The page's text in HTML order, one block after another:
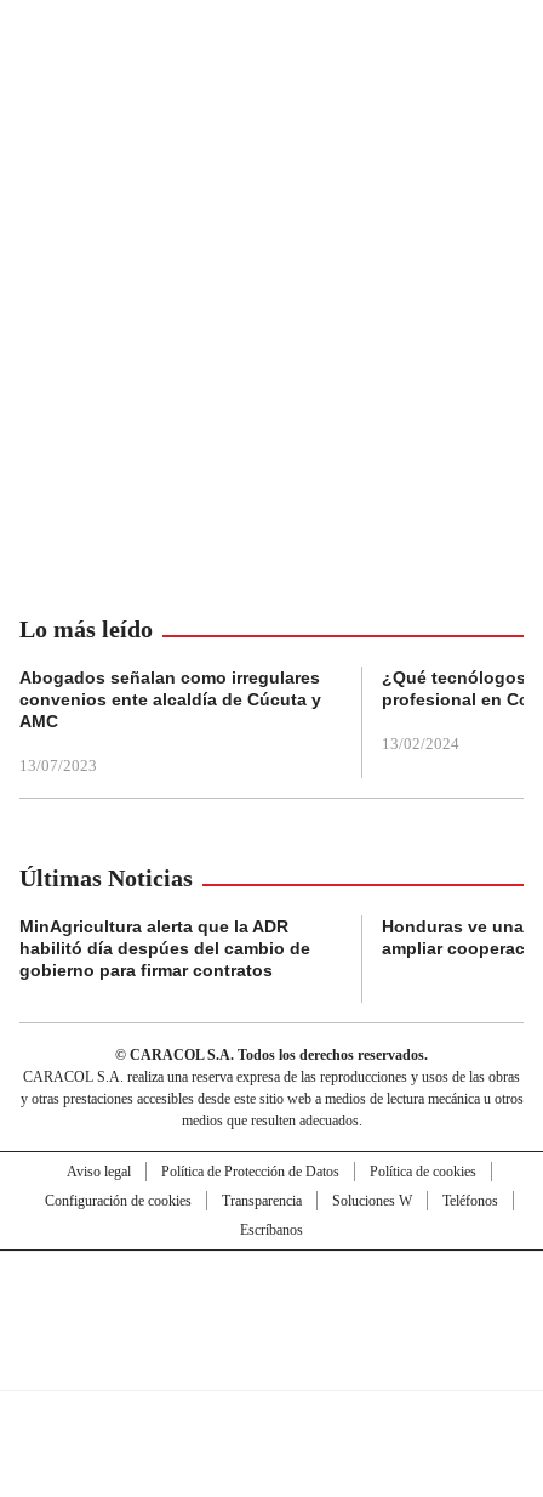
Lo más leído
Abogados señalan como irregulares
convenios ente alcaldía de Cúcuta y
AMC
13/07/2023
¿Qué tecnólogos
profesional en
13/02/2024
Últimas Noticias
MinAgricultura alerta que la ADR
habilitó día despúes del cambio de
gobierno para firmar contratos
Honduras ve una
ampliar
© CARACOL S.A. Todos los derechos reservados.
CARACOL S.A. realiza una reserva expresa de las reproducciones y usos de las obras
y otras prestaciones accesibles desde este sitio web a medios de lectura mecánica u otros
medios que resulten adecuados.
Aviso legal Política de Protección de Datos
Política de cookies
Configuración de cookies
Transparencia Soluciones W
Teléfonos
Escríbanos